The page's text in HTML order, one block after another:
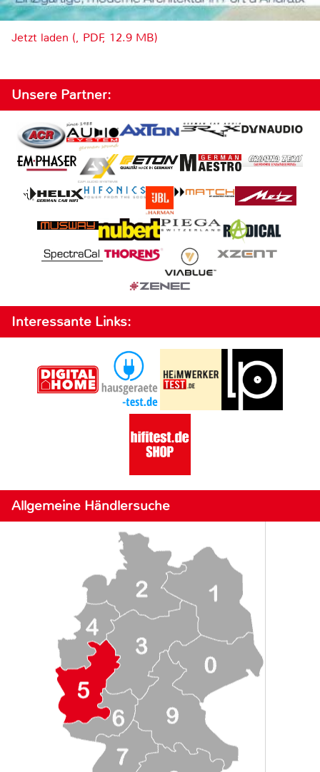
Jetzt laden (, PDF, 12.9 MB)
Unsere Partner:
Interessante Links:
Allgemeine Händlersuche